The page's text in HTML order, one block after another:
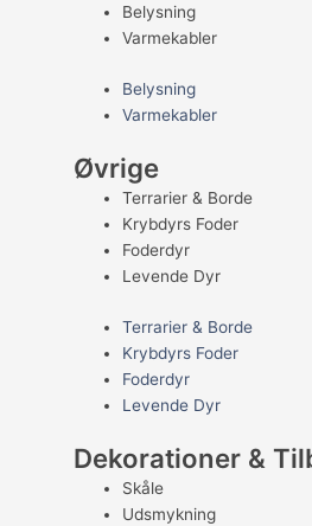
Belysning
Varmekabler
Belysning
Varmekabler
Øvrige
Terrarier & Borde
Krybdyrs Foder
Foderdyr
Levende Dyr
Terrarier & Borde
Krybdyrs Foder
Foderdyr
Levende Dyr
Dekorationer &
Skåle
Udsmykning